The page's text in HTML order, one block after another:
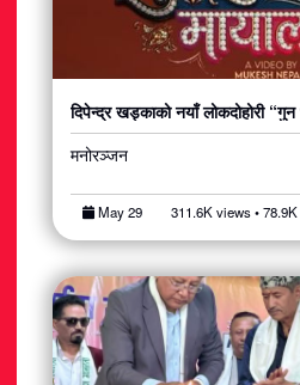
दिपेन्द्र खड्काको नयाँ लोकदोहोरी
मनोरञ्जन
May 29 311.6K views •